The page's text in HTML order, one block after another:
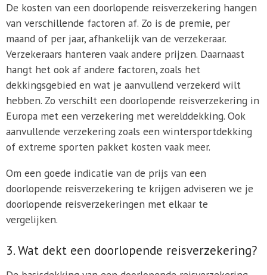
De kosten van een doorlopende reisverzekering hangen
van verschillende factoren af. Zo is de premie, per
maand of per jaar, afhankelijk van de verzekeraar.
Verzekeraars hanteren vaak andere prijzen. Daarnaast
hangt het ook af andere factoren, zoals het
dekkingsgebied en wat je aanvullend verzekerd wilt
hebben. Zo verschilt een doorlopende reisverzekering in
Europa met een verzekering met werelddekking. Ook
aanvullende verzekering zoals een wintersportdekking
of extreme sporten pakket kosten vaak meer.
Om een goede indicatie van de prijs van een
doorlopende reisverzekering te krijgen adviseren we je
doorlopende reisverzekeringen met elkaar te
vergelijken.
3. Wat dekt een doorlopende reisverzekering?